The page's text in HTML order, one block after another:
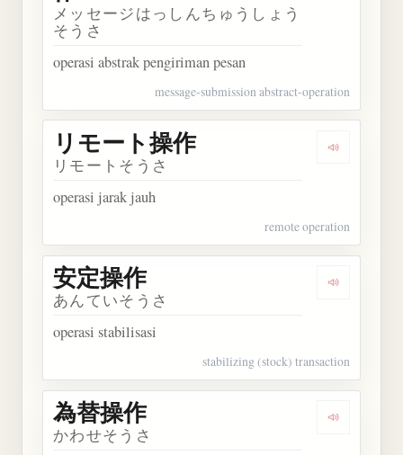
メッセージはっしんちゅうしょう
そうさ
operasi abstrak pengiriman pesan
message-submission abstract-operation
Dengarkan
リモート操作
リモートそうさ
operasi jarak jauh
remote operation
Dengarkan
安定操作
あんていそうさ
operasi stabilisasi
stabilizing (stock) transaction
Dengarkan
為替操作
かわせそうさ